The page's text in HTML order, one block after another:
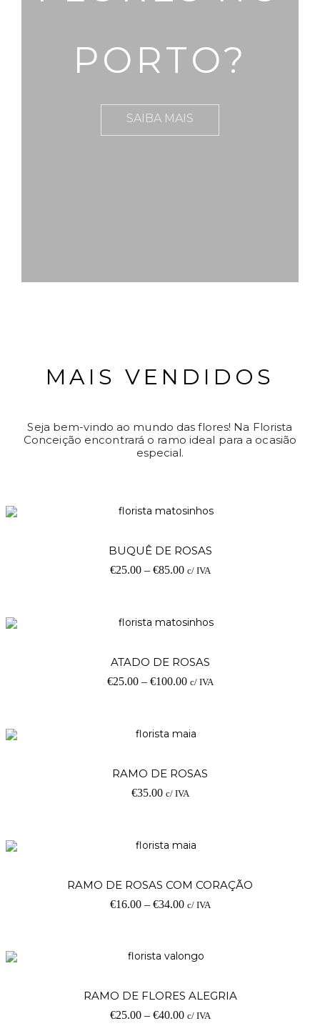
VAZIO!
PORTO?
SAIBA MAIS
MAIS VENDIDOS
Seja bem-vindo ao mundo das flores! Na Florista
Conceição encontrará o ramo ideal para a ocasião
especial.
BUQUÊ DE ROSAS
€25.00– €85.00 c/ IVA
ATADO DE ROSAS
€25.00– €100.00 c/ IVA
RAMO DE ROSAS
€35.00 c/ IVA
RAMO DE ROSAS COM CORAÇÃO
€16.00– €34.00 c/ IVA
RAMO DE FLORES ALEGRIA
€25.00– €40.00 c/ IVA